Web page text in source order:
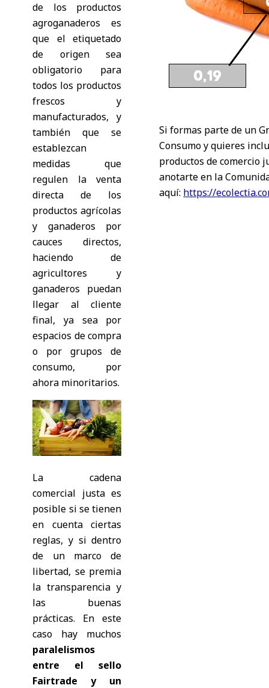
de los productos
agroganaderos es
que el etiquetado
de origen sea
obligatorio para
todos los productos
frescos y
manufacturados, y
también que se
establezcan
medidas que
regulen la venta
directa de los
productos agrícolas
y ganaderos por
cauces directos,
haciendo de
agricultores y
ganaderos puedan
llegar al cliente
final, ya sea por
espacios de compra
o por grupos de
consumo, por
ahora minoritarios.
La cadena
comercial justa es
posible si se tienen
en cuenta ciertas
reglas, y si dentro
de un marco de
libertad, se premia
la transparencia y
las buenas
prácticas. En este
caso hay muchos
paralelismos
entre el sello
Fairtrade y un
Si formas parte de un
Consumo y quieres
productos de comercio
anotarte en la
aquí: https://